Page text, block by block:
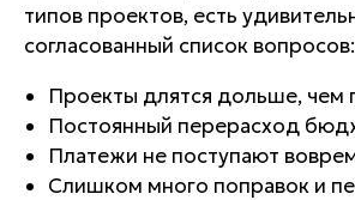
типов проектов, есть
согласованный список вопросов:
Проекты длятся дольше, чем
Постоянный перерасход
Платежи не поступают
Слишком много поправок и